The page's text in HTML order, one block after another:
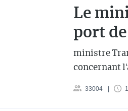
Le
port
ministre
concernant
33004